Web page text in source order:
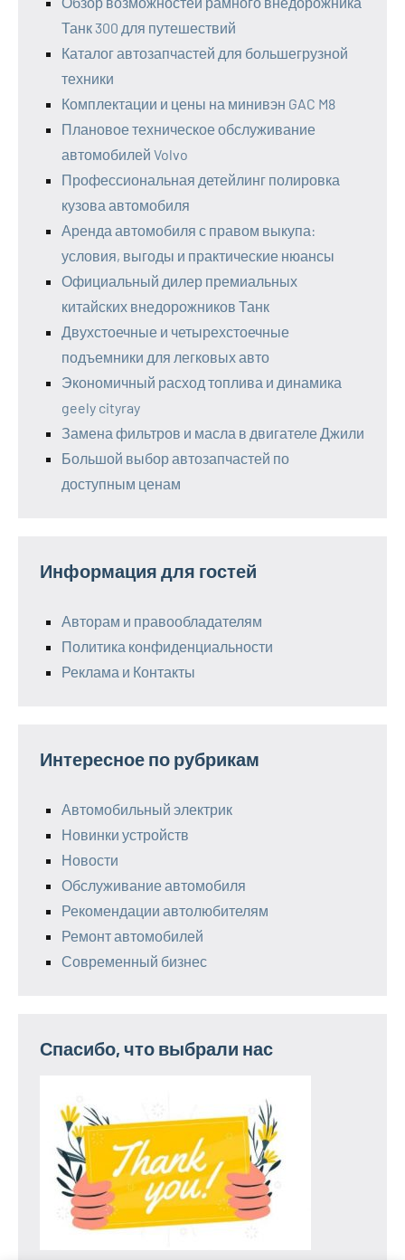
Танк 300 для путешествий
Каталог автозапчастей для большегрузной
техники
Комплектации и цены на минивэн GAC M8
Плановое техническое обслуживание
автомобилей Volvo
Профессиональная детейлинг полировка
кузова автомобиля
Аренда автомобиля с правом выкупа:
условия, выгоды и практические нюансы
Официальный дилер премиальных
китайских внедорожников Танк
Двухстоечные и четырехстоечные
подъемники для легковых авто
Экономичный расход топлива и динамика
geely cityray
Замена фильтров и масла в двигателе Джили
Большой выбор автозапчастей по
доступным ценам
Информация для гостей
Авторам и правообладателям
Политика конфиденциальности
Реклама и Контакты
Интересное по рубрикам
Автомобильный электрик
Новинки устройств
Новости
Обслуживание автомобиля
Рекомендации автолюбителям
Ремонт автомобилей
Современный бизнес
Спасибо, что выбрали нас